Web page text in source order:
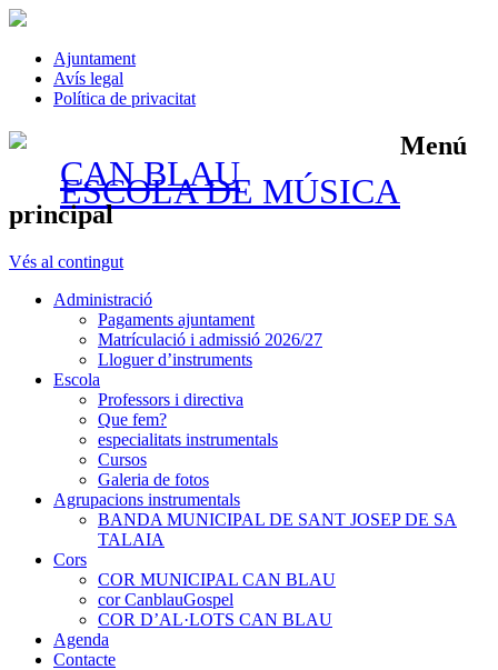
Ajuntament
Avís legal
Política de privacitat
CAN BLAU
ESCOLA DE MÚSICA
Menú
principal
Vés al contingut
Administració
Pagaments ajuntament
Matrículació i admissió 2026/27
Lloguer d’instruments
Escola
Professors i directiva
Que fem?
especialitats instrumentals
Cursos
Galeria de fotos
Agrupacions instrumentals
BANDA MUNICIPAL DE SANT JOSEP DE SA
TALAIA
Cors
COR MUNICIPAL CAN BLAU
cor CanblauGospel
COR D’AL·LOTS CAN BLAU
Agenda
Contacte